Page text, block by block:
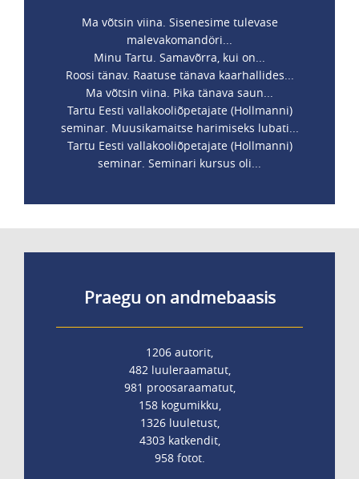
Ma võtsin viina. Sisenesime tulevase
malevakomandöri...
Minu Tartu. Samavõrra, kui on...
Roosi tänav. Raatuse tänava kaarhallides...
Ma võtsin viina. Pika tänava saun...
Tartu Eesti vallakooliõpetajate (Hollmanni)
seminar. Muusikamaitse harimiseks lubati...
Tartu Eesti vallakooliõpetajate (Hollmanni)
seminar. Seminari kursus oli...
Praegu on andmebaasis
1206 autorit,
482 luuleraamatut,
981 proosaraamatut,
158 kogumikku,
1326 luuletust,
4303 katkendit,
958 fotot.